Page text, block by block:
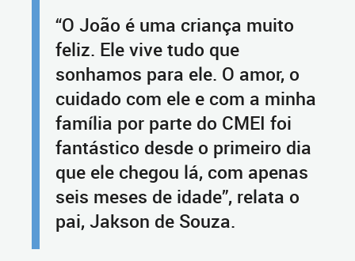
“O João é uma criança muito
feliz. Ele vive tudo que
sonhamos para ele. O amor, o
cuidado com ele e com a minha
família por parte do CMEI foi
fantástico desde o primeiro dia
que ele chegou lá, com apenas
seis meses de idade”, relata o
pai, Jakson de Souza.